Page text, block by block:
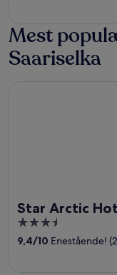
5
Mest
Saariselka
Star Arctic
3.5
out
9,4/10 Enestående!